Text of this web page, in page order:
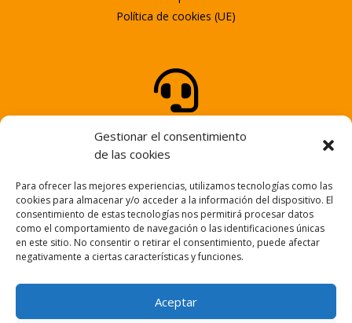
Gestionar el consentimiento
de las cookies
Para ofrecer las mejores experiencias, utilizamos tecnologías como las
cookies para almacenar y/o acceder a la información del dispositivo. El
consentimiento de estas tecnologías nos permitirá procesar datos
como el comportamiento de navegación o las identificaciones únicas
en este sitio. No consentir o retirar el consentimiento, puede afectar
negativamente a ciertas características y funciones.
Aceptar
Política de cookies (UE)

Tel.947 25 58 25

NUESTRO EMAIL
info@fortem.es